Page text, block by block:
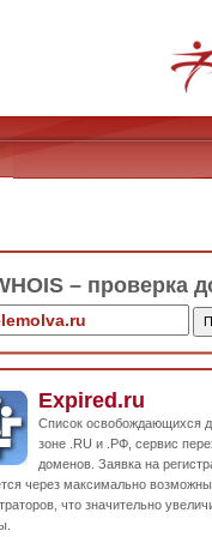
– проверка
Expired.ru
Список освобождающихся
зоне .RU и .РФ, сервис
доменов. Заявка на
через максимально
что значительно